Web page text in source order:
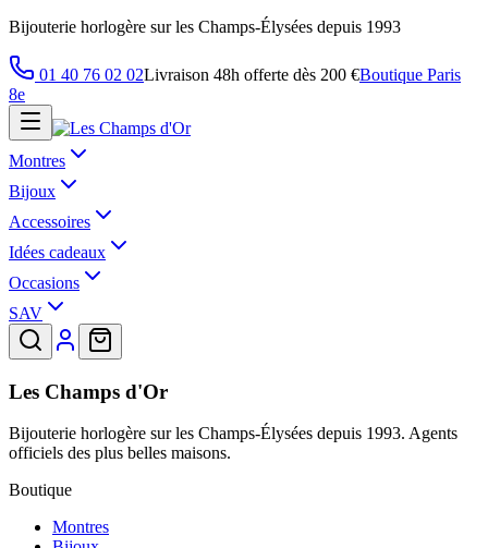
Bijouterie horlogère sur les Champs-Élysées depuis 1993
01 40 76 02 02Livraison 48h offerte dès 200 €Boutique Paris
8e
Montres
Bijoux
Accessoires
Idées cadeaux
Occasions
SAV
Les Champs d'Or
Bijouterie horlogère sur les Champs-Élysées depuis 1993. Agents
officiels des plus belles maisons.
Boutique
Montres